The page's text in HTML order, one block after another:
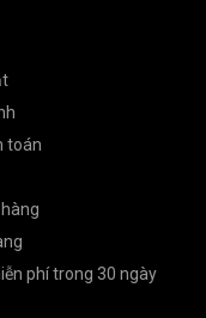
toán
phí trong 30 ngày